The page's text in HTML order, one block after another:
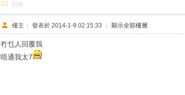
回復
樓主 | 發表於 2014-1-9 02:15:33 | 顯示全部樓層
冇乜人回覆我
唔通我太7